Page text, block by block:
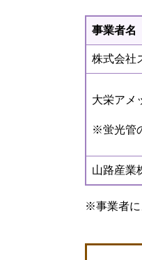
事業者名
株式会社
大栄アメ
※蛍光管
山路産業
※事業者に